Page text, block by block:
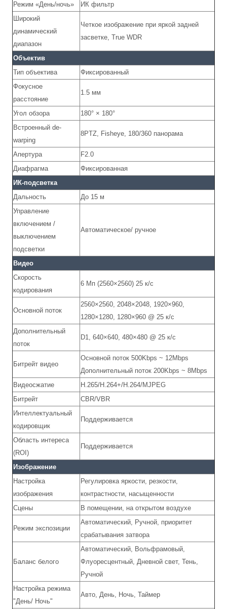
Режим «День/ночь»
ИК фильтр
Широкий
динамический
диапазон
Четкое изображение при яркой задней
засветке, True WDR
Объектив
Тип объектива
Фиксированный
Фокусное
расстояние
1.5 мм
Угол обзора
180° × 180°
Встроенный de-
warping
8PTZ, Fisheye, 180/360 панорама
Апертура
F2.0
Диафрагма
Фиксированная
ИК-подсветка
Дальность
До 15 м
Управление
включением /
выключением
подсветки
Автоматическое/ ручное
Видео
Скорость
кодирования
6 Мп (2560×2560) 25 к/с
Основной поток
2560×2560, 2048×2048, 1920×960,
1280×1280, 1280×960 @ 25 к/с
Дополнительный
поток
D1, 640×640, 480×480 @ 25 к/с
Битрейт видео
Основной поток 500Kbps ~ 12Mbps
Дополнительный поток 200Kbps ~ 8Mbps
Видеосжатие
H.265/H.264+/H.264/MJPEG
Битрейт
CBR/VBR
Интеллектуальный
кодировщик
Поддерживается
Область интереса
(ROI)
Поддерживается
Изображение
Настройка
изображения
Регулировка яркости, резкости,
контрастности, насыщенности
Сцены
В помещении, на открытом воздухе
Режим экспозиции
Автоматический, Ручной, приоритет
срабатывания затвора
Баланс белого
Автоматический, Вольфрамовый,
Флуоресцентный, Дневной свет, Тень,
Ручной
Настройка режима
"День/ Ночь"
Авто, День, Ночь, Таймер